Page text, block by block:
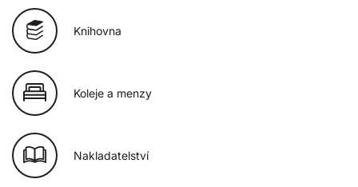
Knihovna
Koleje a menzy
Nakladatelství